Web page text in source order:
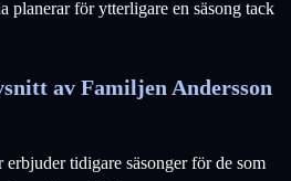
planerar för ytterligare en säsong tack
av Familjen Andersson
erbjuder tidigare säsonger för de som